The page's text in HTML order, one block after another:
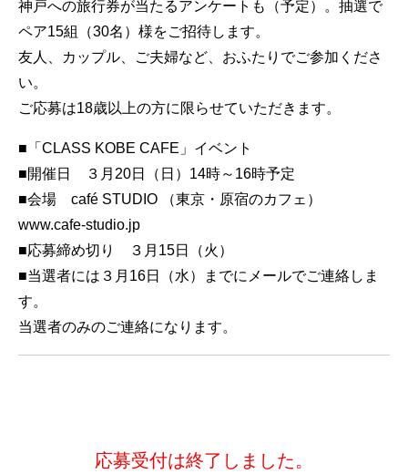
神戸への旅行券が当たるアンケートも（予定）。抽選で
ペア15組（30名）様をご招待します。
友人、カップル、ご夫婦など、おふたりでご参加くださ
い。
ご応募は18歳以上の方に限らせていただきます。
■「CLASS KOBE CAFE」イベント
■開催日 ３月20日（日）14時～16時予定
■会場 café STUDIO （東京・原宿のカフェ）
www.cafe-studio.jp
■応募締め切り ３月15日（火）
■当選者には３月16日（水）までにメールでご連絡しま
す。
当選者のみのご連絡になります。
応募受付は終了しました。